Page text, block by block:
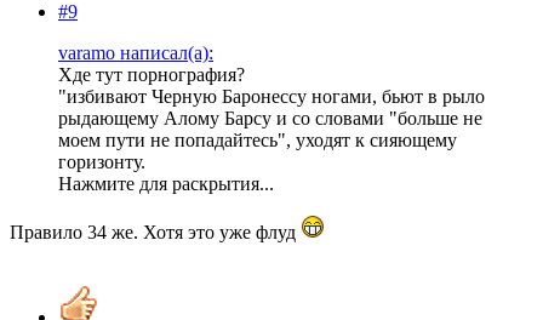
#9
varamo написал(а):
Хде тут порнография?
"избивают Черную Баронессу ногами, бьют в рыло
рыдающему Алому Барсу и со словами "больше не
моем пути не попадайтесь", уходят к сияющему
горизонту.
Нажмите для раскрытия...
Правило 34 же. Хотя это уже флуд